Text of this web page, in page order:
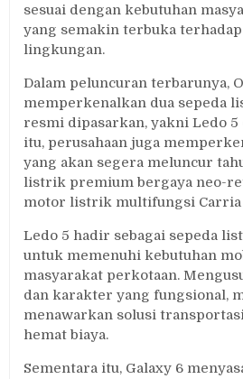
sesuai dengan kebutuhan
yang semakin terbuka
lingkungan.
Dalam peluncuran terbarunya,
memperkenalkan dua sepeda
resmi dipasarkan, yakni Ledo 5
itu, perusahaan juga
yang akan segera meluncur
listrik premium bergaya neo-
motor listrik multifungsi Carria
Ledo 5 hadir sebagai sepeda
untuk memenuhi kebutuhan
masyarakat perkotaan.
dan karakter yang fungsional,
menawarkan solusi
hemat biaya.
Sementara itu, Galaxy 6